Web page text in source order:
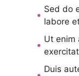
Sed do
labore
Ut enim
Duis